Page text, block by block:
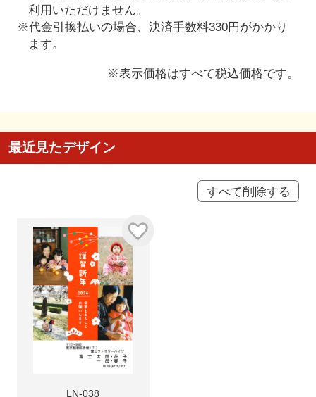
利用いただけません。
※代金引換払いの場合、決済手数料330円がかかり
ます。
※表示価格はすべて税込価格です。
最近見たデザイン
すべて削除する
LN-038